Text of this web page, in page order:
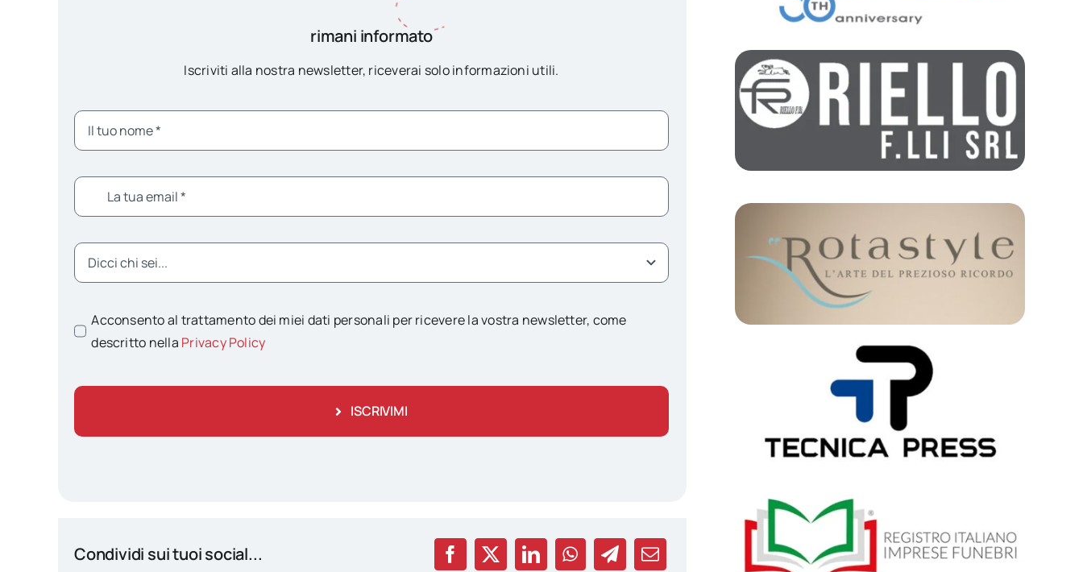
rimani informato
Iscriviti alla nostra newsletter, riceverai solo informazioni utili.
Acconsento al trattamento dei miei dati personali per ricevere la vostra newsletter, come
descritto nella Privacy Policy
ISCRIVIMI
Condividi sui tuoi social...